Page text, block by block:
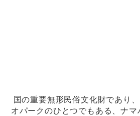
国の重要無形民俗文化財であり
オパークのひとつでもある、ナ